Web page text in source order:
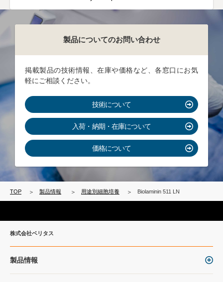
製品についてのお問い合わせ
掲載製品の技術情報、在庫や価格など、各窓口にお気
軽にご相談ください。
技術について
入荷・納期・在庫について
価格について
TOP 製品情報 用途別細胞培養 Biolaminin 511 LN
株式会社ベリタス
製品情報